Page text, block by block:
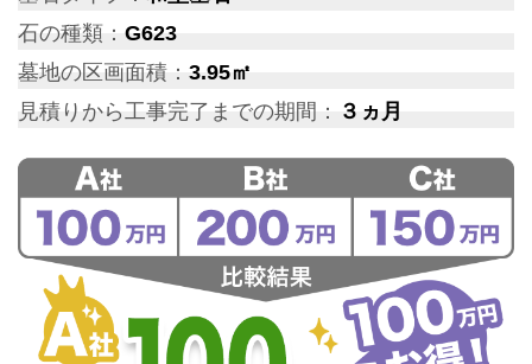
石の種類： G623
墓地の区画面積： 3.95㎡
見積りから工事完了までの期間： ３ヵ月